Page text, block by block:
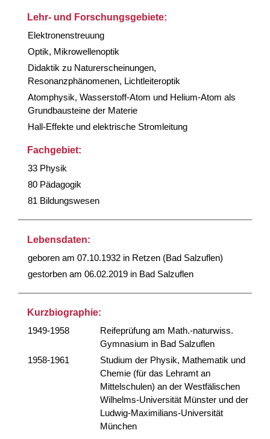
Lehr- und Forschungsgebiete:
Elektronenstreuung
Optik, Mikrowellenoptik
Didaktik zu Naturerscheinungen,
Resonanzphänomenen, Lichtleiteroptik
Atomphysik, Wasserstoff-Atom und Helium-Atom als
Grundbausteine der Materie
Hall-Effekte und elektrische Stromleitung
Fachgebiet:
33 Physik
80 Pädagogik
81 Bildungswesen
Lebensdaten:
geboren am 07.10.1932 in Retzen (Bad Salzuflen)
gestorben am 06.02.2019 in Bad Salzuflen
Kurzbiographie:
1949-1958
Reifeprüfung am Math.-naturwiss.
Gymnasium in Bad Salzuflen
1958-1961
Studium der Physik, Mathematik und
Chemie (für das Lehramt an
Mittelschulen) an der Westfälischen
Wilhelms-Universität Münster und der
Ludwig-Maximilians-Universität
München